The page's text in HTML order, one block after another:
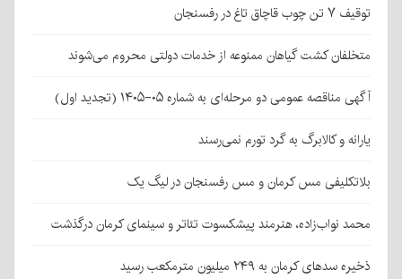
توقیف ۷ تن چوب قاچاق تاغ در رفسنجان
متخلفان کشت گیاهان ممنوعه از خدمات دولتی محروم می‌شوند
آگهی مناقصه عمومی دو مرحله‌ای به شماره ۰۵-۱۴۰۵ (تجدید اول)
یارانه و کالابرگ به گرد تورم نمی‌رسند
بلاتکلیفی مس کرمان و مس رفسنجان در لیگ یک
محمد نواب‌زاده، هنرمند پیشکسوت تئاتر و سینمای کرمان درگذشت
ذخیره سدهای کرمان به ۲۴۹ میلیون مترمکعب رسید